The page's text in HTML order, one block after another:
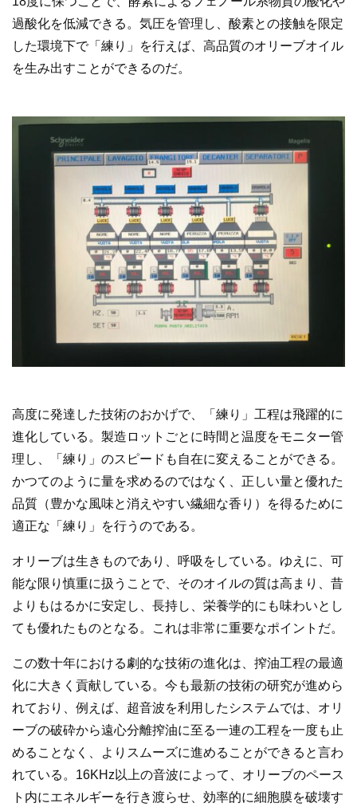
過酸化を低減できる。気圧を管理し、酸素との接触を限定
した環境下で「練り」を行えば、高品質のオリーブオイル
を生み出すことができるのだ。
高度に発達した技術のおかげで、「練り」工程は飛躍的に
進化している。製造ロットごとに時間と温度をモニター管
理し、「練り」のスピードも自在に変えることができる。
かつてのように量を求めるのではなく、正しい量と優れた
品質（豊かな風味と消えやすい繊細な香り）を得るために
適正な「練り」を行うのである。
オリーブは生きものであり、呼吸をしている。ゆえに、可
能な限り慎重に扱うことで、そのオイルの質は高まり、昔
よりもはるかに安定し、長持し、栄養学的にも味わいとし
ても優れたものとなる。これは非常に重要なポイントだ。
この数十年における劇的な技術の進化は、搾油工程の最適
化に大きく貢献している。今も最新の技術の研究が進めら
れており、例えば、超音波を利用したシステムでは、オリ
ーブの破砕から遠心分離搾油に至る一連の工程を一度も止
めることなく、よりスムーズに進めることができると言わ
れている。16KHz以上の音波によって、オリーブのペース
ト内にエネルギーを行き渡らせ、効率的に細胞膜を破壊す